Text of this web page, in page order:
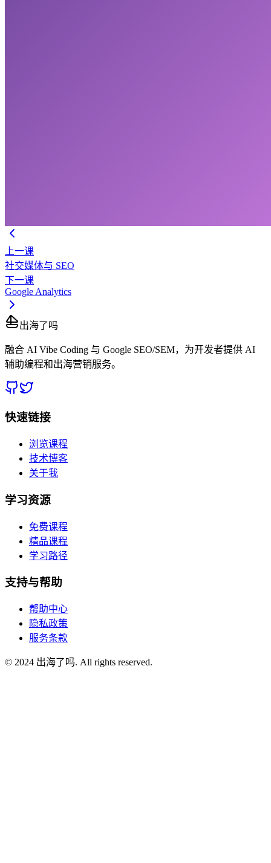
上一课
社交媒体与 SEO
下一课
Google Analytics
出海了吗
融合 AI Vibe Coding 与 Google SEO/SEM，为开发者提供 AI
辅助编程和出海营销服务。
快速链接
浏览课程
技术博客
关于我
学习资源
免费课程
精品课程
学习路径
支持与帮助
帮助中心
隐私政策
服务条款
© 2024 出海了吗. All rights reserved.